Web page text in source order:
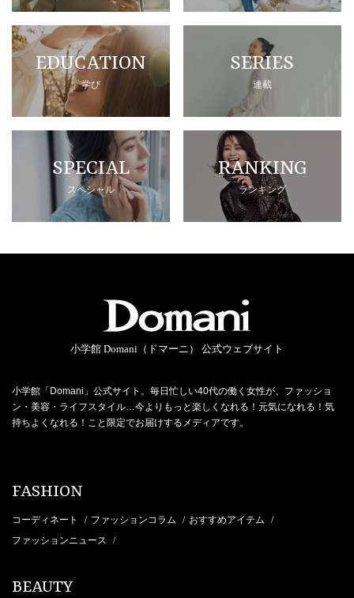
EDUCATION
学び
SERIES
連載
SPECIAL
スペシャル
RANKING
ランキング
小学館 Domani（ドマーニ） 公式ウェブサイト
小学館「Domani」公式サイト。毎日忙しい40代の働く女性が、ファッショ
ン・美容・ライフスタイル…今よりもっと楽しくなれる！元気になれる！気
持ちよくなれる！こと限定でお届けするメディアです。
FASHION
コーディネート / ファッションコラム / おすすめアイテム /
ファッションニュース /
BEAUTY